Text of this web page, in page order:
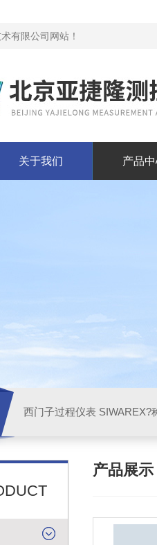
有限公司网站！
关于我们 产品
西门子过程仪表 SIWAREX?
产品展示